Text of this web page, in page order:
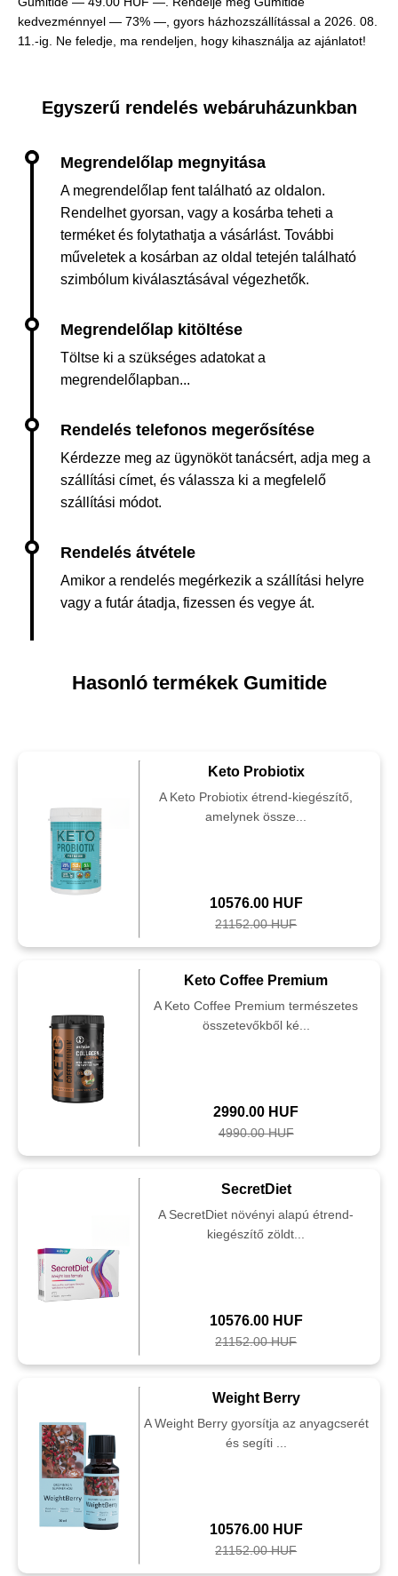
kedvezménnyel — 73% —, gyors házhozszállítással a 2026. 08.
11.-ig. Ne feledje, ma rendeljen, hogy kihasználja az ajánlatot!
Egyszerű rendelés webáruházunkban
A megrendelőlap fent található az oldalon.
Rendelhet gyorsan, vagy a kosárba teheti a
terméket és folytathatja a vásárlást. További
műveletek a kosárban az oldal tetején található
szimbólum kiválasztásával végezhetők.
Töltse ki a szükséges adatokat a
megrendelőlapban...
Kérdezze meg az ügynököt tanácsért, adja meg a
szállítási címet, és válassza ki a megfelelő
szállítási módot.
Amikor a rendelés megérkezik a szállítási helyre
vagy a futár átadja, fizessen és vegye át.
Hasonló termékek Gumitide
Keto Probiotix
A Keto Probiotix étrend-kiegészítő,
amelynek össze...
10576.00 HUF
21152.00 HUF
Keto Coffee Premium
A Keto Coffee Premium természetes
összetevőkből ké...
2990.00 HUF
4990.00 HUF
SecretDiet
A SecretDiet növényi alapú étrend-
kiegészítő zöldt...
10576.00 HUF
21152.00 HUF
Weight Berry
A Weight Berry gyorsítja az anyagcserét
és segíti ...
10576.00 HUF
21152.00 HUF